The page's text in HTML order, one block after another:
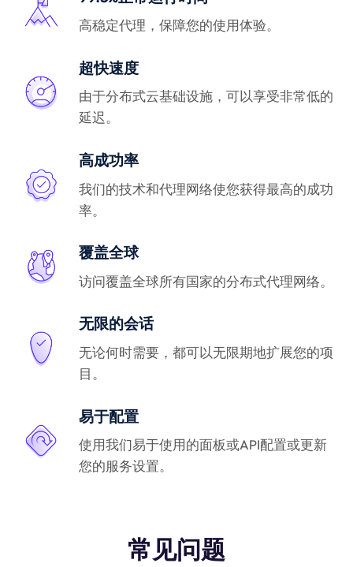
高稳定代理，保障您的使用体验。
超快速度
由于分布式云基础设施，可以享受非常低的
延迟。
高成功率
我们的技术和代理网络使您获得最高的成功
率。
覆盖全球
访问覆盖全球所有国家的分布式代理网络。
无限的会话
无论何时需要，都可以无限期地扩展您的项
目。
易于配置
使用我们易于使用的面板或API配置或更新
您的服务设置。
常见问题